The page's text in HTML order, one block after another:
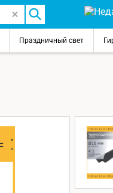
Праздничный свет